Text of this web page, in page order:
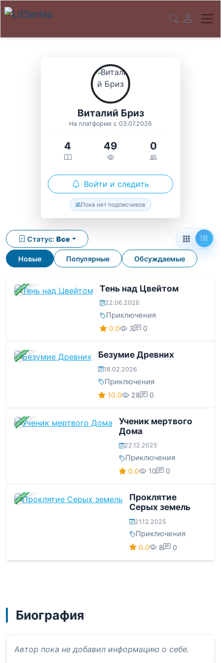
Виталий Бриз
На платформе с 03.07.2026
4 49 0
Войти и следить
Пока нет подписчиков
Новые Популярные Обсуждаемые
Статус: Все
ЗАВЕРШЕНА Тень над Цвейтом
22.06.2026
Приключения
0.0 3 0
ЗАВЕРШЕНА Безумие Древних
18.02.2026
Приключения
10.0 28 0
ЗАВЕРШЕНА
Ученик мертвого
Дома
22.12.2025
Приключения
0.0 10 0
ЗАВЕРШЕНА
Проклятие
Серых земель
21.12.2025
Приключения
0.0 8 0
Биография
Автор пока не добавил информацию о себе.